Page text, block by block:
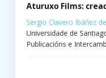
Aturuxo Films:
Sergio Clavero Ibáñez
Universidade de
Publicacións e